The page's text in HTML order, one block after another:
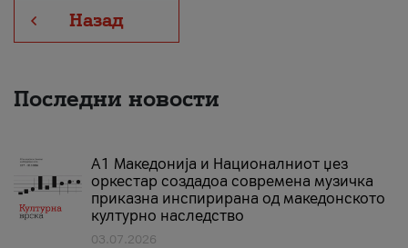
Назад
Последни новости
А1 Македонија и Националниот џез
оркестар создадоа современа музичка
приказна инспирирана од македонското
културно наследство
03.07.2026